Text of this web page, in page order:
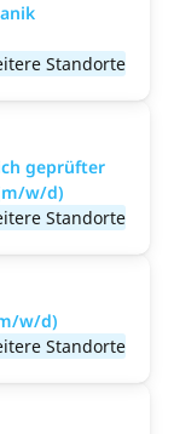
Standorte
geprüfter
w/d)
Standorte
w/d)
Standorte